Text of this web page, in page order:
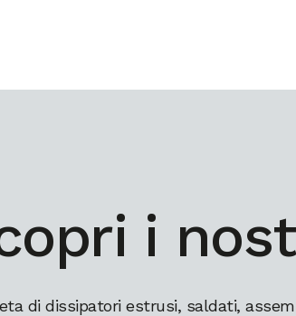
i
di dissipatori estrusi, saldati,